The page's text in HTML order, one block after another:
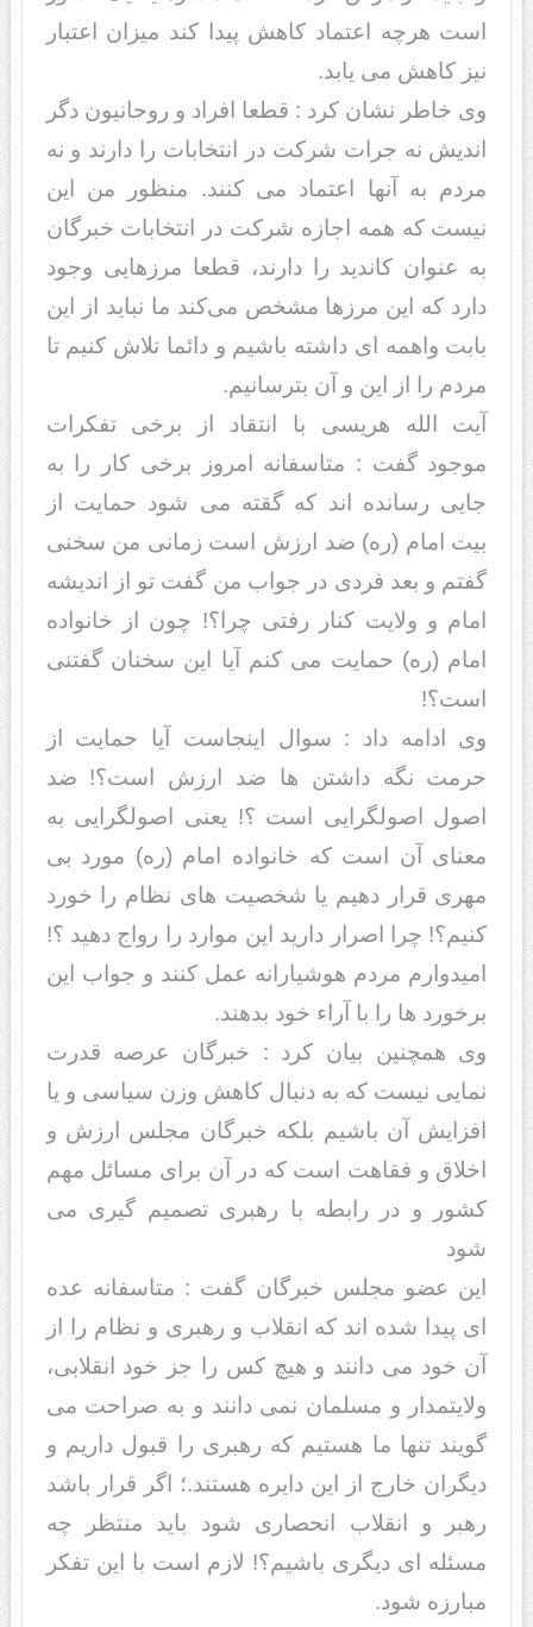
است هرچه اعتماد کاهش پیدا کند میزان اعتبار
نیز کاهش می یابد.
وی خاطر نشان کرد : قطعا افراد و روحانیون دگر
اندیش نه جرات شرکت در انتخابات را دارند و نه
مردم به آنها اعتماد می کنند. منظور من این
نیست که همه اجازه شرکت در انتخابات خبرگان
به عنوان کاندید را دارند، قطعا مرزهایی وجود
دارد که این مرزها مشخص می‌کند ما نباید از این
بابت واهمه ای داشته باشیم و دائما تلاش کنیم تا
مردم را از این و آن بترسانیم.
آیت الله هریسی با انتقاد از برخی تفکرات
موجود گفت : متاسفانه امروز برخی کار را به
جایی رسانده اند که گقته می شود حمایت از
بیت امام (ره) ضد ارزش است زمانی من سخنی
گفتم و بعد فردی در جواب من گفت تو از اندیشه
امام و ولایت کنار رفتی چرا؟! چون از خانواده
امام (ره) حمایت می کنم آیا این سخنان گفتنی
است؟!
وی ادامه داد : سوال اینجاست آیا حمایت از
حرمت نگه داشتن ها ضد ارزش است؟! ضد
اصول اصولگرایی است ؟! یعنی اصولگرایی به
معنای آن است که خانواده امام (ره) مورد بی
مهری قرار دهیم یا شخصیت های نظام را خورد
کنیم؟! چرا اصرار دارید این موارد را رواج دهید ؟!
امیدوارم مردم هوشیارانه عمل کنند و جواب این
برخورد ها را با آراء خود بدهند.
وی همچنین بیان کرد : خبرگان عرصه قدرت
نمایی نیست که به دنبال کاهش وزن سیاسی و یا
افزایش آن باشیم بلکه خبرگان مجلس ارزش و
اخلاق و فقاهت است که در آن برای مسائل مهم
کشور و در رابطه با رهبری تصمیم گیری می
شود
این عضو مجلس خبرگان گفت : متاسفانه عده
ای پیدا شده اند که انقلاب و رهبری و نظام را از
آن خود می دانند و هیچ کس را جز خود انقلابی،
ولایتمدار و مسلمان نمی دانند و به صراحت می
گویند تنها ما هستیم که رهبری را قبول داریم و
دیگران خارج از این دایره هستند.؛ اگر قرار باشد
رهبر و انقلاب انحصاری شود باید منتظر چه
مسئله ای دیگری باشیم؟! لازم است با این تفکر
مبارزه شود.